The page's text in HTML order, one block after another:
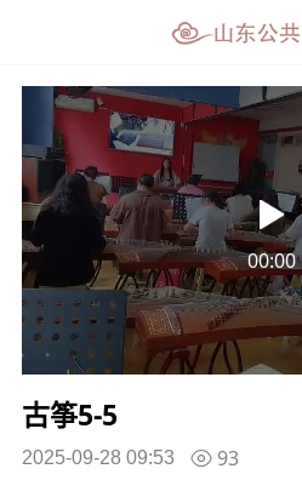
00:00
古筝5-5
2025-09-28 09:53 93